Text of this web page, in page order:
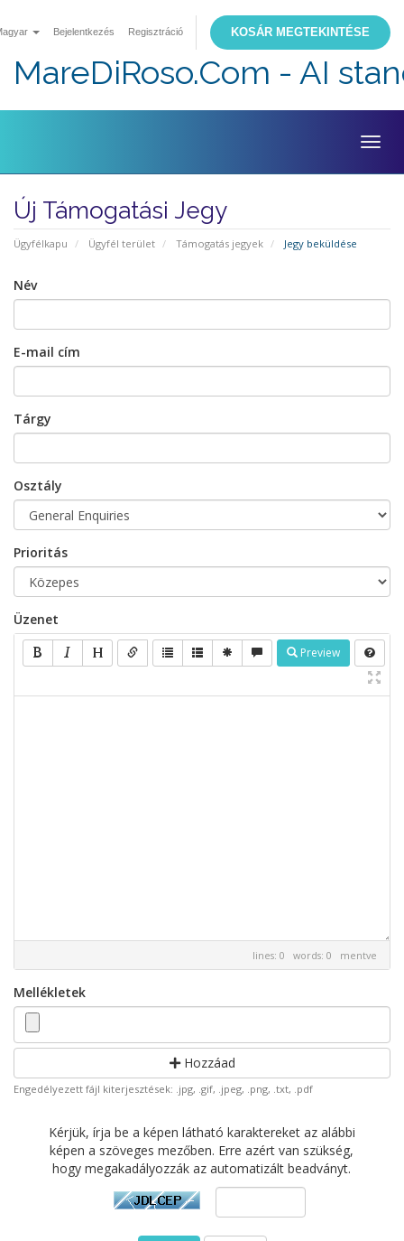
Bejelentkezés Regisztráció KOSÁR MEGTEKINTÉSE
MareDiRoso.Com - AI
Új Támogatási Jegy
Ügyfélkapu Ügyfél terület Támogatás jegyek Jegy beküldése
Név
E-mail cím
Tárgy
Osztály
Prioritás
Üzenet
Preview
lines: 0 words: 0 mentve
Mellékletek
Hozzáad
Engedélyezett fájl kiterjesztések: .jpg, .gif, .jpeg, .png, .txt, .pdf
Kérjük, írja be a képen látható karaktereket az alábbi
képen a szöveges mezőben. Erre azért van szükség,
hogy megakadályozzák az automatizált beadványt.